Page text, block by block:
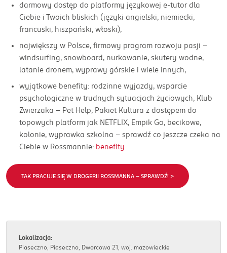
darmowy dostęp do platformy językowej e-tutor dla
Ciebie i Twoich bliskich (języki angielski, niemiecki,
francuski, hiszpański, włoski),
największy w Polsce, firmowy program rozwoju pasji –
windsurfing, snowboard, nurkowanie, skutery wodne,
latanie dronem, wyprawy górskie i wiele innych,
wyjątkowe benefity: rodzinne wyjazdy, wsparcie
psychologiczne w trudnych sytuacjach życiowych, Klub
Zwierzaka – Pet Help, Pakiet Kultura z dostępem do
topowych platform jak NETFLIX, Empik Go, becikowe,
kolonie, wyprawka szkolna – sprawdź co jeszcze czeka na
Ciebie w Rossmannie: benefity
TAK PRACUJE SIĘ W DROGERII ROSSMANNA - SPRAWDŹ! >
Lokalizacja:
Piaseczno, Piaseczno, Dworcowa 21, woj. mazowieckie